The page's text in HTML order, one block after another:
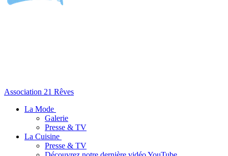
Association 21 Rêves
La Mode
Galerie
Presse & TV
La Cuisine
Presse & TV